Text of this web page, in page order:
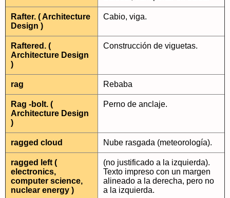
Rafter. ( Architecture
Design )
Cabio, viga.
Raftered. (
Architecture Design
)
Construcción de viguetas.
rag Rebaba
Rag -bolt. (
Architecture Design
)
Perno de anclaje.
ragged cloud Nube rasgada (meteorología).
ragged left (
electronics,
computer science,
nuclear energy )
(no justificado a la izquierda).
Texto impreso con un margen
alineado a la derecha, pero no
a la izquierda.